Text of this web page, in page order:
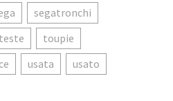
segatronchi
teste
toupie
usata
usato